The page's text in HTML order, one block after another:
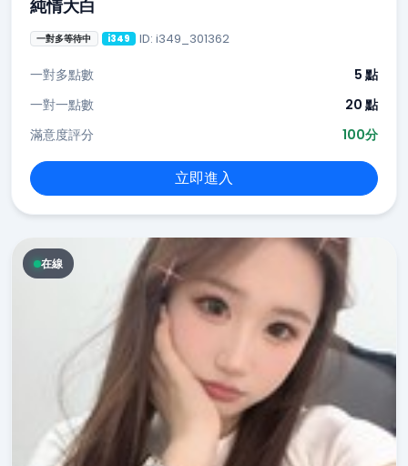
純情大白
一對多等待中 i349 ID: i349_301362
一對多點數
5 點
一對一點數
20 點
滿意度評分
100分
立即進入
在線